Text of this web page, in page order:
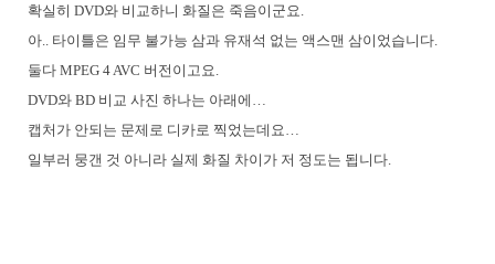
확실히 DVD와 비교하니 화질은 죽음이군요.
아.. 타이틀은 임무 불가능 삼과 유재석 없는 액스맨 삼이었습니다.
둘다 MPEG 4 AVC 버전이고요.
DVD와 BD 비교 사진 하나는 아래에…
캡처가 안되는 문제로 디카로 찍었는데요…
일부러 뭉갠 것 아니라 실제 화질 차이가 저 정도는 됩니다.